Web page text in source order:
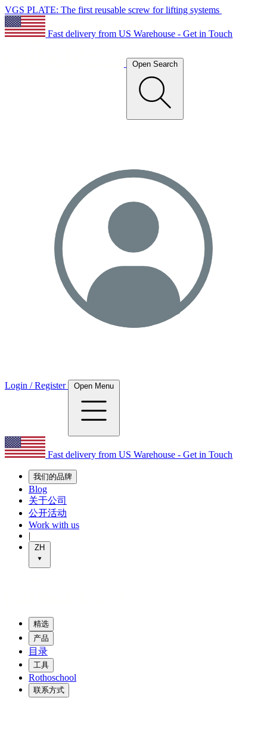
VGS PLATE: The first reusable screw for lifting systems
Fast delivery from US Warehouse - Get in Touch
Open Search
Login / Register Open Menu
Fast delivery from US Warehouse - Get in Touch
我们的品牌
Blog
关于公司
公开活动
Work with us
|
ZH
精选
产品
目录
工具
Rothoschool
联系方式